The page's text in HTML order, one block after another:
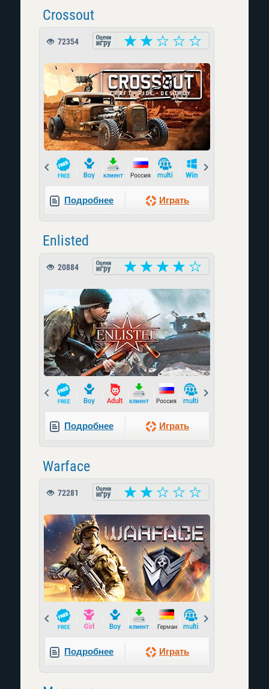
Crossout
72354
Prev
Подробнее Играть
Enlisted
20884
Prev
Подробнее Играть
Warface
72281
Prev
Подробнее Играть